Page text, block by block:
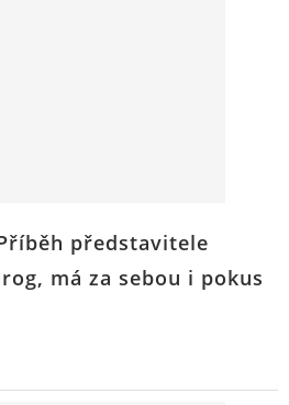
představitele
má za sebou i pokus